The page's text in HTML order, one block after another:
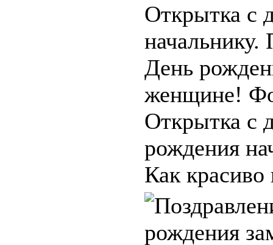
Открытка с
начальнику.
День
женщине!
Открытка с
рождения
Как красиво